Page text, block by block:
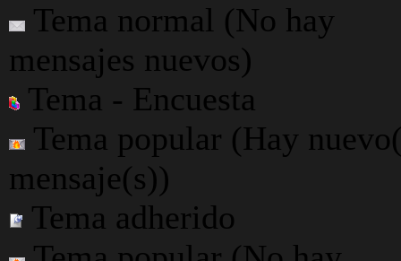
Tema normal (No hay
mensajes nuevos)
Tema - Encuesta
Tema popular (Hay
mensaje(s))
Tema adherido